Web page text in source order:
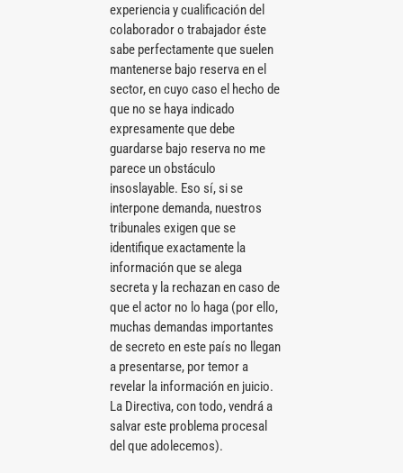
experiencia y cualificación del
colaborador o trabajador éste
sabe perfectamente que suelen
mantenerse bajo reserva en el
sector, en cuyo caso el hecho de
que no se haya indicado
expresamente que debe
guardarse bajo reserva no me
parece un obstáculo
insoslayable. Eso sí, si se
interpone demanda, nuestros
tribunales exigen que se
identifique exactamente la
información que se alega
secreta y la rechazan en caso de
que el actor no lo haga (por ello,
muchas demandas importantes
de secreto en este país no llegan
a presentarse, por temor a
revelar la información en juicio.
La Directiva, con todo, vendrá a
salvar este problema procesal
del que adolecemos).